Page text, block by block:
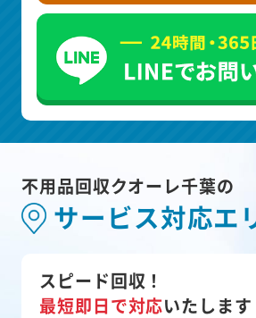
不用品回収クオーレ千葉の
サービス対応エ
スピード回収！
最短即日で対応いたします